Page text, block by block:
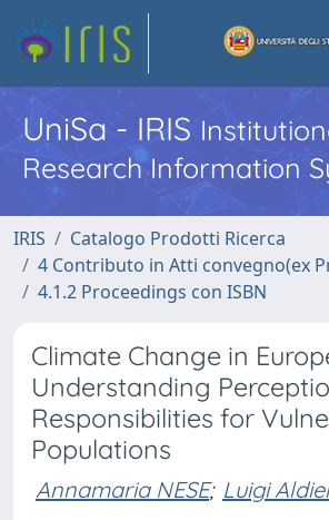
UniSa - IRIS
Research Information
IRIS
Catalogo Prodotti Ricerca
4 Contributo in Atti convegno(ex
4.1.2 Proceedings con ISBN
Climate Change in
Understanding
Responsibilities for
Populations
Annamaria NESE; Luigi